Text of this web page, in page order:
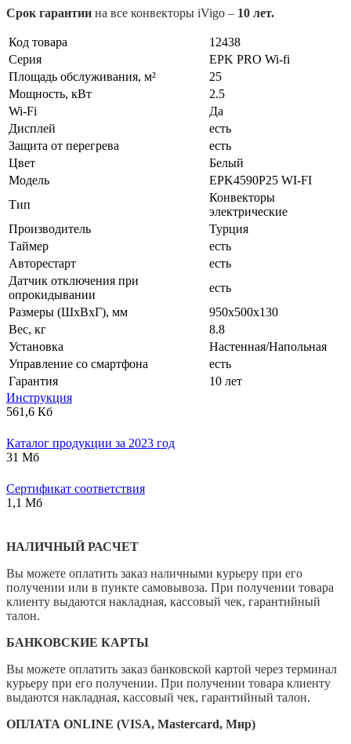
Срок гарантии на все конвекторы iVigo – 10 лет.
Код товара
12438
Серия
EPK PRO Wi-fi
Площадь обслуживания, м²
25
Мощность, кВт
2.5
Wi-Fi
Да
Дисплей
есть
Защита от перегрева
есть
Цвет
Белый
Модель
EPK4590P25 WI-FI
Тип
Конвекторы
электрические
Производитель
Турция
Таймер
есть
Авторестарт
есть
Датчик отключения при
опрокидывании
есть
Размеры (ШxВxГ), мм
950x500x130
Вес, кг
8.8
Установка
Настенная/Напольная
Управление со смартфона
есть
Гарантия
10 лет
Инструкция
561,6 Кб
Каталог продукции за 2023 год
31 Мб
Сертификат соответствия
1,1 Мб
НАЛИЧНЫЙ РАСЧЕТ
Вы можете оплатить заказ наличными курьеру при его
получении или в пункте самовывоза. При получении товара
клиенту выдаются накладная, кассовый чек, гарантийный
талон.
БАНКОВСКИЕ КАРТЫ
Вы можете оплатить заказ банковской картой через терминал
курьеру при его получении. При получении товара клиенту
выдаются накладная, кассовый чек, гарантийный талон.
ОПЛАТА ONLINE (VISA, Mastercard, Мир)